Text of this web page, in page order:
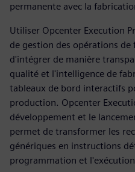
permanente avec la
Utiliser Opcenter Execution
de gestion des opérations
d'intégrer de manière
qualité et l'intelligence de
tableaux de bord interactifs
production. Opcenter
développement et le
permet de transformer les
génériques en instructions
programmation et